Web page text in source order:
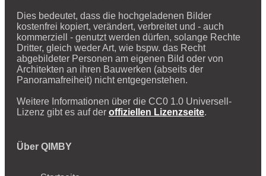
Dies bedeutet, dass die hochgeladenen Bilder
kostenfrei kopiert, verändert, verbreitet und - auch
kommerziell - genutzt werden dürfen, solange Rechte
Dritter, gleich weder Art, wie bspw. das Recht
abgebildeter Personen am eigenen Bild oder von
Architekten an ihren Bauwerken (abseits der
Panoramafreiheit) nicht entgegenstehen.
Weitere Informationen über die CC0 1.0 Universell-
Lizenz gibt es auf der offiziellen Lizenzseite.
Über QIMBY